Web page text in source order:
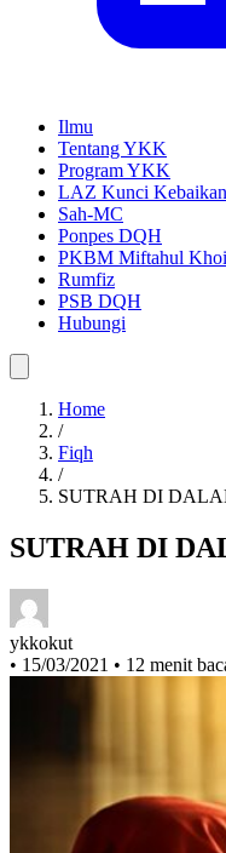
Ilmu
Tentang YKK
Program YKK
LAZ Kunci Kebaikan
Sah-MC
Ponpes DQH
PKBM Miftahul Khoir
Rumfiz
PSB DQH
Home
/
Fiqh
/
ykkokut